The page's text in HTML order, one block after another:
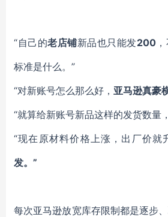
“自己的老店铺新品也只能发200，
标准是什么。 ”
“对新账号怎么那么好， 亚马逊真豪横
“就算给新账号新品这样的发货数量
“现在原材料价格上涨，出厂价就
发。 ”
每次亚马逊放宽库存限制都是逐步